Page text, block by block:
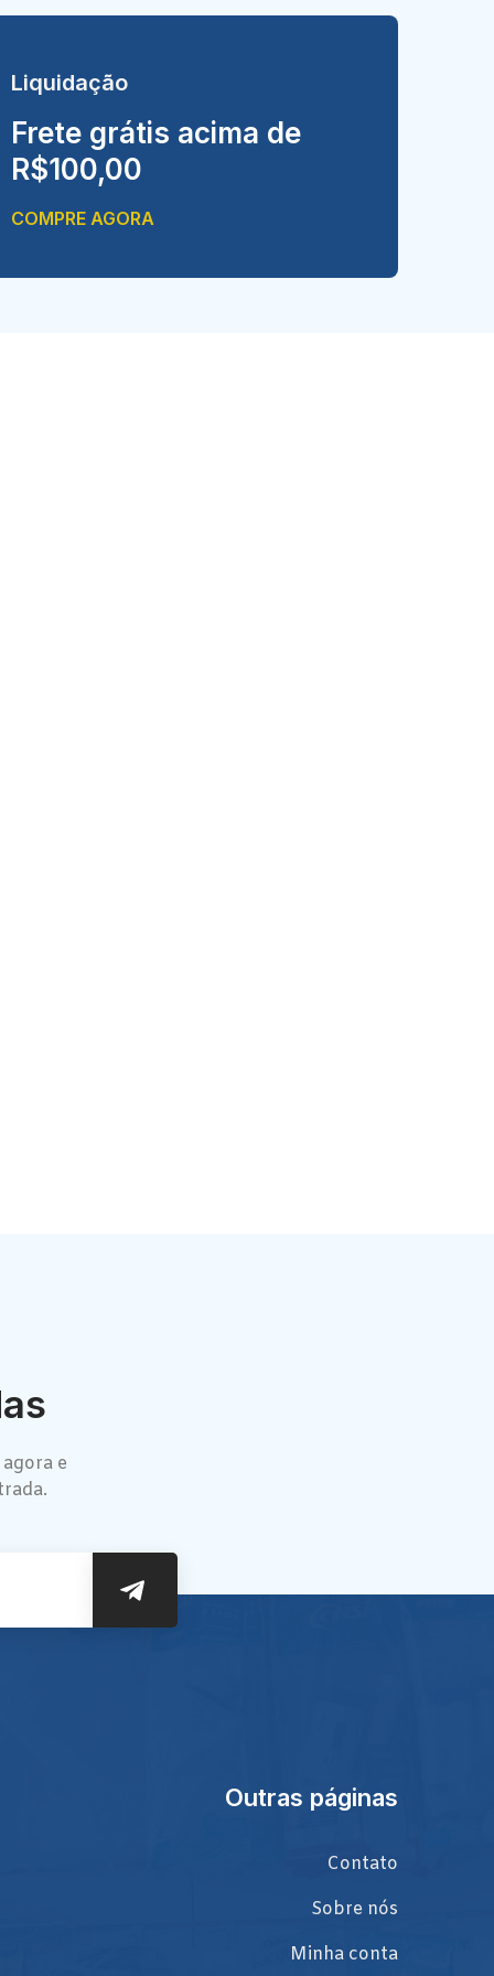
Liquidação
Frete grátis acima de
R$100,00
COMPRE AGORA
e
Outras páginas
Contato
Sobre nós
Minha conta